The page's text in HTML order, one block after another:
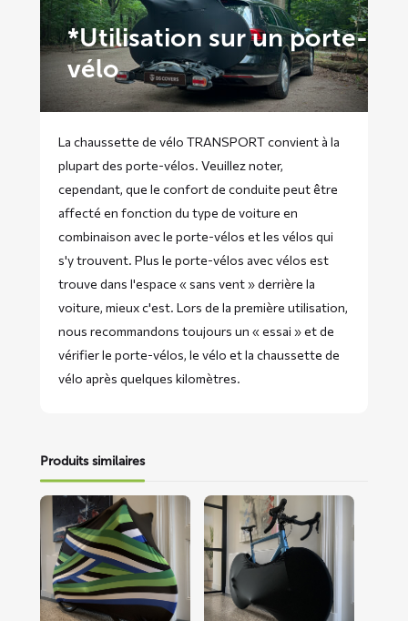
*Utilisation sur un porte-
vélo
La chaussette de vélo TRANSPORT convient à la
plupart des porte-vélos. Veuillez noter,
cependant, que le confort de conduite peut être
affecté en fonction du type de voiture en
combinaison avec le porte-vélos et les vélos qui
s'y trouvent. Plus le porte-vélos avec vélos est
trouve dans l'espace « sans vent » derrière la
voiture, mieux c'est. Lors de la première utilisation,
nous recommandons toujours un « essai » et de
vérifier le porte-vélos, le vélo et la chaussette de
vélo après quelques kilomètres.
Produits similaires
En
savoir
plus
sur
Chaussette
de
En
savoir
plus
sur
Chaussette
de